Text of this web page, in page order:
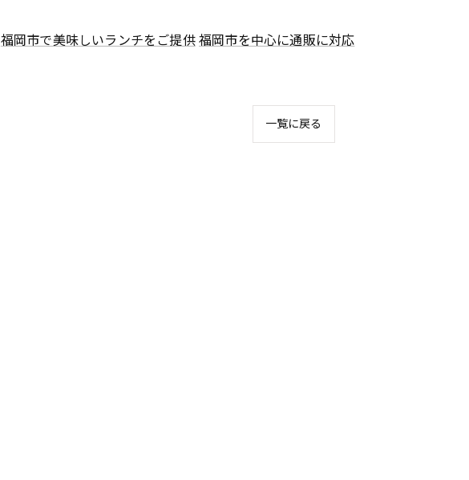
福岡市で美味しいランチをご提供 福岡市を中心に通販に対応
一覧に戻る